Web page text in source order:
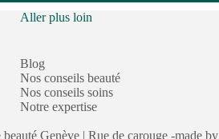
Aller plus loin
Blog
Nos conseils beauté
Nos conseils soins
Notre expertise
Genève | Rue de carouge -made by